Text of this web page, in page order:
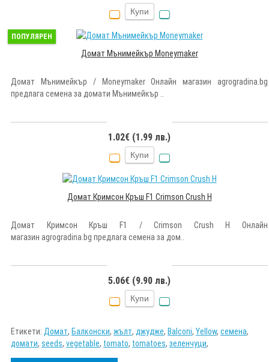
Купи
ПОПУЛЯРЕН
Домат Мънимейкър Moneymaker
Домат Мънимейкър / Moneymaker Онлайн магазин agrogradina.bg
предлага семена за домати Мънимейкър ..
1.02€ (1.99 лв.)
Купи
Домат Кримсон Кръш F1 Crimson Crush H
Домат Кримсон Кръш F1 / Crimson Crush H Онлайн
магазин agrogradina.bg предлага семена за дом..
5.06€ (9.90 лв.)
Купи
Етикети: Домат, Балконски, жълт, джудже, Balconi, Yellow, семена,
домати, seeds, vegetable, tomato, tomatoes, зеленчуци,